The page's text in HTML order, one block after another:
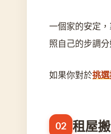
一個家的安定
照自己的步調
如果你對於挑
租屋